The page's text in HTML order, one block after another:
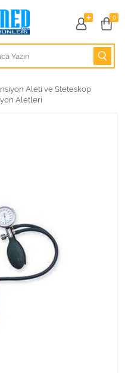
0
Aleti ve Steteskop
Aletleri